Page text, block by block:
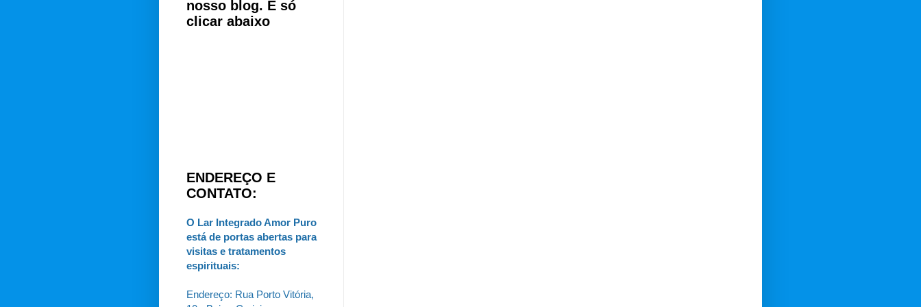
nosso blog. É só
clicar abaixo
ENDEREÇO E
CONTATO:
O Lar Integrado Amor Puro
está de portas abertas para
visitas e tratamentos
espirituais:
Endereço: Rua Porto Vitória,